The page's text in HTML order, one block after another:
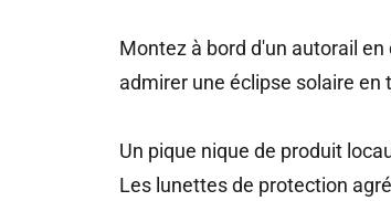
Montez à bord d'un autorail
admirer une éclipse solaire en
Un pique nique de produit
Les lunettes de protection